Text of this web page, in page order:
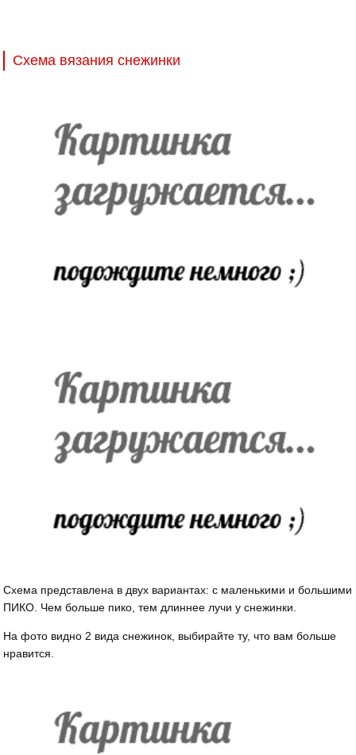
Схема вязания снежинки
Схема представлена в двух вариантах: с маленькими и большими
ПИКО. Чем больше пико, тем длиннее лучи у снежинки.
На фото видно 2 вида снежинок, выбирайте ту, что вам больше
нравится.